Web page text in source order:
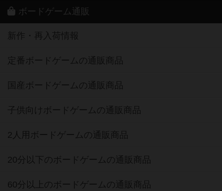
ボードゲーム通販
新作・再入荷情報
定番ボードゲームの通販商品
国産ボードゲームの通販商品
子供向けボードゲームの通販商品
2人用ボードゲームの通販商品
20分以下のボードゲームの通販商品
60分以上のボードゲームの通販商品